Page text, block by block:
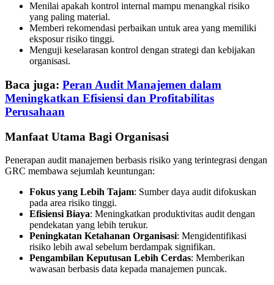
Menilai apakah kontrol internal mampu menangkal risiko
yang paling material.
Memberi rekomendasi perbaikan untuk area yang memiliki
eksposur risiko tinggi.
Menguji keselarasan kontrol dengan strategi dan kebijakan
organisasi.
Baca juga: Peran Audit Manajemen dalam
Meningkatkan Efisiensi dan Profitabilitas
Perusahaan
Manfaat Utama Bagi Organisasi
Penerapan audit manajemen berbasis risiko yang terintegrasi dengan
GRC membawa sejumlah keuntungan:
Fokus yang Lebih Tajam: Sumber daya audit difokuskan
pada area risiko tinggi.
Efisiensi Biaya: Meningkatkan produktivitas audit dengan
pendekatan yang lebih terukur.
Peningkatan Ketahanan Organisasi: Mengidentifikasi
risiko lebih awal sebelum berdampak signifikan.
Pengambilan Keputusan Lebih Cerdas: Memberikan
wawasan berbasis data kepada manajemen puncak.